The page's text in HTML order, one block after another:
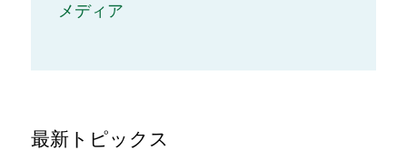
メディア
最新トピックス